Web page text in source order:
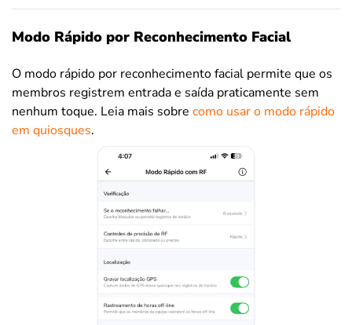
Modo Rápido por Reconhecimento Facial
O modo rápido por reconhecimento facial permite que os
membros registrem entrada e saída praticamente sem
nenhum toque. Leia mais sobre como usar o modo rápido
em quiosques.